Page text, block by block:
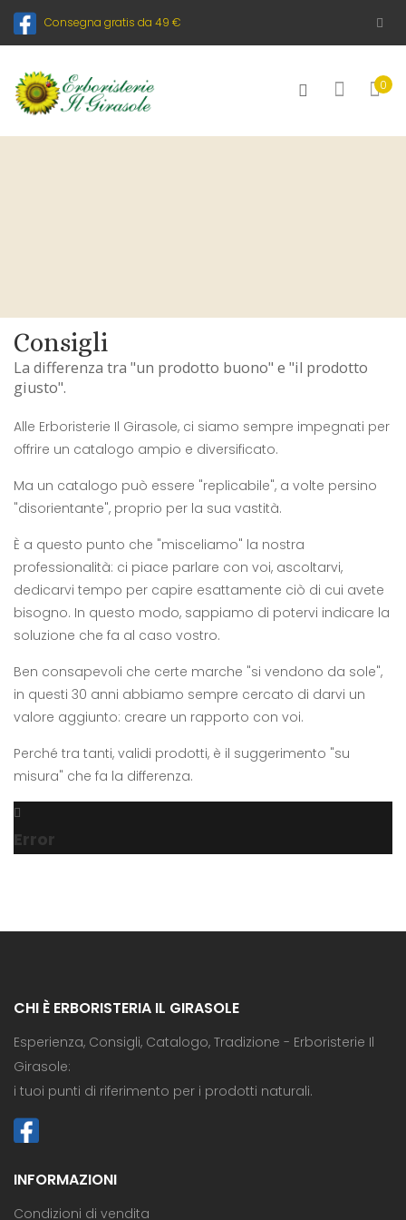
Consegna gratis da 49 €
0
Consigli
La differenza tra "un prodotto buono" e "il prodotto
giusto".
Alle Erboristerie Il Girasole, ci siamo sempre impegnati per
offrire un catalogo ampio e diversificato.
Ma un catalogo può essere "replicabile", a volte persino
"disorientante", proprio per la sua vastità.
È a questo punto che "misceliamo" la nostra
professionalità: ci piace parlare con voi, ascoltarvi,
dedicarvi tempo per capire esattamente ciò di cui avete
bisogno. In questo modo, sappiamo di potervi indicare la
soluzione che fa al caso vostro.
Ben consapevoli che certe marche "si vendono da sole",
in questi 30 anni abbiamo sempre cercato di darvi un
valore aggiunto: creare un rapporto con voi.
Perché tra tanti, validi prodotti, è il suggerimento "su
misura" che fa la differenza.
Error
CHI È ERBORISTERIA IL GIRASOLE
Esperienza, Consigli, Catalogo, Tradizione - Erboristerie Il
Girasole:
i tuoi punti di riferimento per i prodotti naturali.
INFORMAZIONI
Condizioni di vendita